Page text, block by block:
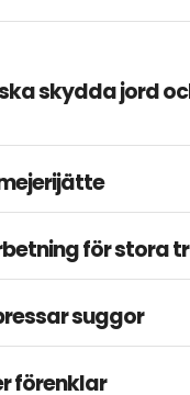
skydda jord
för stora
suggor
förenklar